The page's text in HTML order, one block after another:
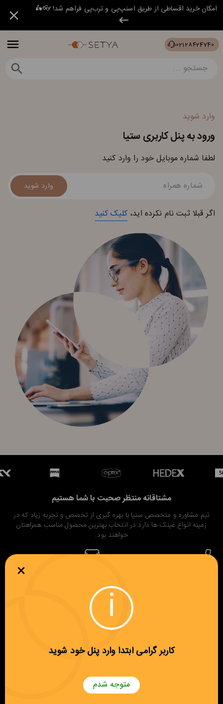
امکان خرید اقساطی از طریق اسنپ‌پی و ترب‌پی فراهم شد! 👓🛵
02128424740
وارد شوید
ورود به پنل کاربری ستیا
لطفا شماره موبایل خود را وارد کنید
وارد شوید
اگر قبلا ثبت نام نکرده اید، کلیک کنید
مشتاقانه منتظر صحبت با شما هستیم
تیم مشاوره و متخصص ستیا با بهره گیری از تخصص و تجربه زیاد که در
زمینه انواع عینک ها دارد در انتخاب بهترین محصول مناسب همراهتان
خواهند بود.
info@setya.net
تهران، رسالت، خیابان نیلفروشان، خیابان دکتر آیت شمالی، کوچه سه
×
i
کاربر گرامی ابتدا وارد پنل خود شوید
متوجه شدم